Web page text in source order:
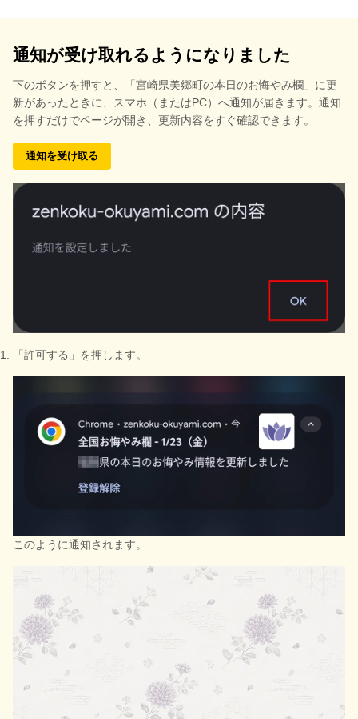
通知が受け取れるようになりました
下のボタンを押すと、
「宮崎県美郷町の本日のお悔やみ欄」に更
新があったときに、スマホ（またはPC）へ通知が届きます。通知
を押すだけでページが開き、更新内容をすぐ確認できます。
通知を受け取る
「許可する」を押します。
このように通知されます。